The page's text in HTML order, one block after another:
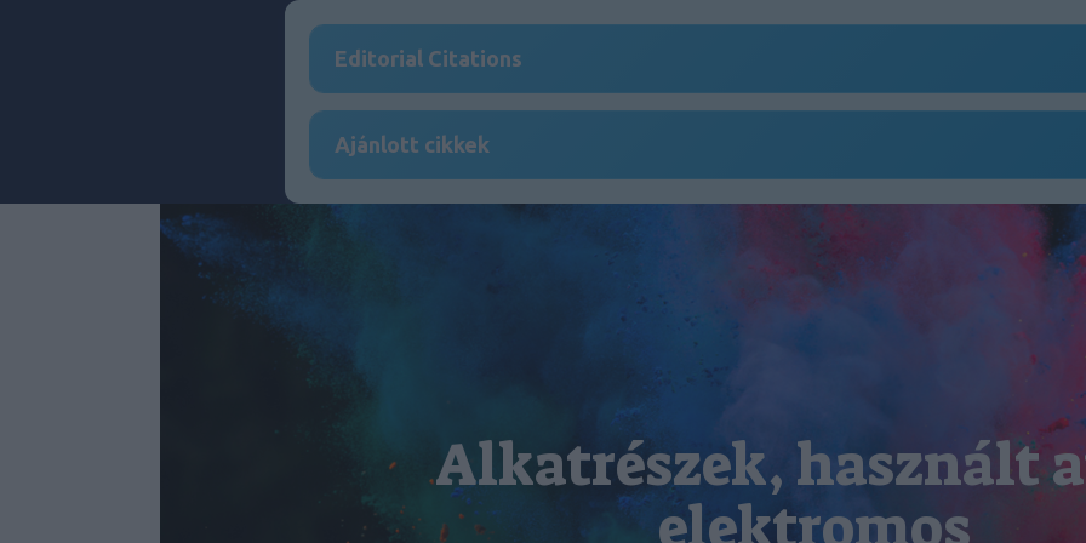
Editorial Citations
Ajánlott cikkek
Alkatrészek, használt